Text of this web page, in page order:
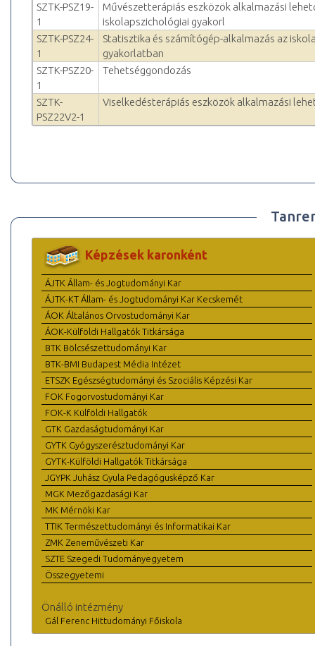
SZTK-PSZ19-
1
Művészetterápiás eszközök alkalmazási
iskolapszichológiai gyakorl
SZTK-PSZ24-
1
Statisztika és számítógép-alkalmazás az
gyakorlatban
SZTK-PSZ20-
1
Tehetséggondozás
SZTK-
PSZ22V2-1
Viselkedésterápiás eszközök alkalmazási
Képzések karonként
ÁJTK Állam- és Jogtudományi Kar
ÁJTK-KT Állam- és Jogtudományi Kar Kecskemét
ÁOK Általános Orvostudományi Kar
ÁOK-Külföldi Hallgatók Titkársága
BTK Bölcsészettudományi Kar
BTK-BMI Budapest Média Intézet
ETSZK Egészségtudományi és Szociális Képzési Kar
FOK Fogorvostudományi Kar
FOK-K Külföldi Hallgatók
GTK Gazdaságtudományi Kar
GYTK Gyógyszerésztudományi Kar
GYTK-Külföldi Hallgatók Titkársága
JGYPK Juhász Gyula Pedagógusképző Kar
MGK Mezőgazdasági Kar
MK Mérnöki Kar
TTIK Természettudományi és Informatikai Kar
ZMK Zeneművészeti Kar
SZTE Szegedi Tudományegyetem
Összegyetemi
Önálló intézmény
Gál Ferenc Hittudományi Főiskola